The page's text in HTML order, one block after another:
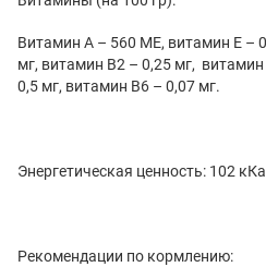
Витамин А – 560 МЕ, витамин Е –
мг, витамин В2 – 0,25 мг,
0,5 мг, витамин В6 – 0,07 мг.
Энергетическая ценность: 102
Рекомендации по кормлению: